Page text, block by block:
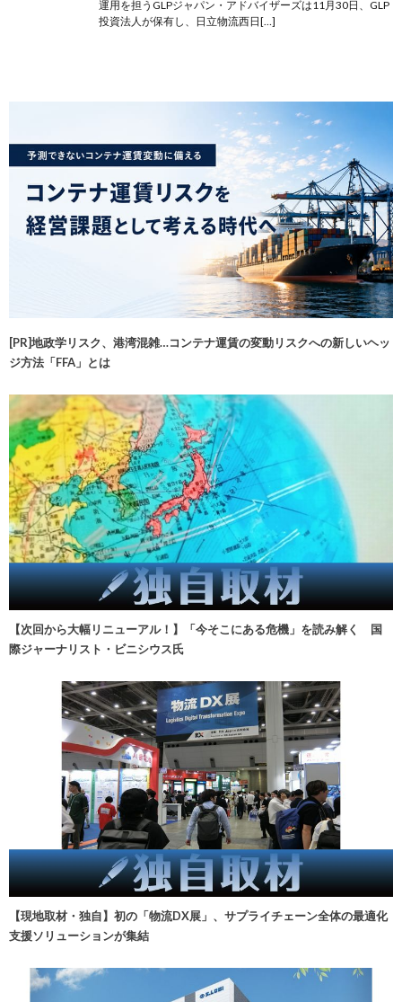
運用を担うGLPジャパン・アドバイザーズは11月30日、GLP
投資法人が保有し、日立物流西日[…]
[PR]地政学リスク、港湾混雑…コンテナ運賃の変動リスクへの新しいヘッ
ジ方法「FFA」とは
【次回から大幅リニューアル！】「今そこにある危機」を読み解く 国
際ジャーナリスト・ビニシウス氏
【現地取材・独自】初の「物流DX展」、サプライチェーン全体の最適化
支援ソリューションが集結